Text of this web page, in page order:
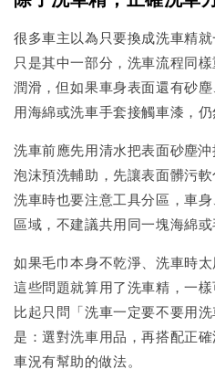
很多車主以為只要換成洗車精
只是其中一部分，洗車流程同
潤滑，但如果車身表面還有砂
用海綿或洗車手套接觸車漆，仍
洗車前應先用清水把表面砂塵
泡沫預洗輔助，先讓表面髒污軟
洗車時也要注意工具分區，車
區域，不建議共用同一塊海綿或
如果毛巾本身不乾淨、洗車時
這些問題就算用了洗車精，一
比起只問「洗車一定要不要用
是：選對洗車用品，再搭配正
車況有幫助的做法。